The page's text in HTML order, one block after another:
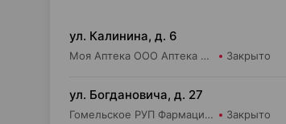
ул. Калинина, д. 6
Моя Аптека ООО Аптека №37 Закрыто
ул. Богдановича, д. 27
Гомельское РУП Фармация Аптека №168/10 Закрыто